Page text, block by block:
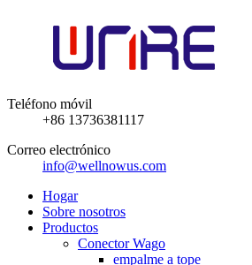
Teléfono móvil
+86 13736381117
Correo electrónico
info@wellnowus.com
Hogar
Sobre nosotros
Productos
Conector Wago
empalme a tope